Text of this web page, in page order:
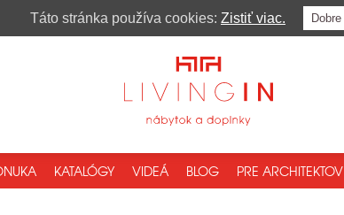
KATALÓGY VIDEÁ BLOG PRE ARCHITEKTOV
Táto stránka používa cookies: Zistiť viac. Dobre